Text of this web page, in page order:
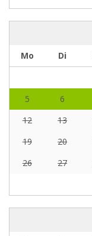
Mo
Di
5
6
12
13
19
20
26
27